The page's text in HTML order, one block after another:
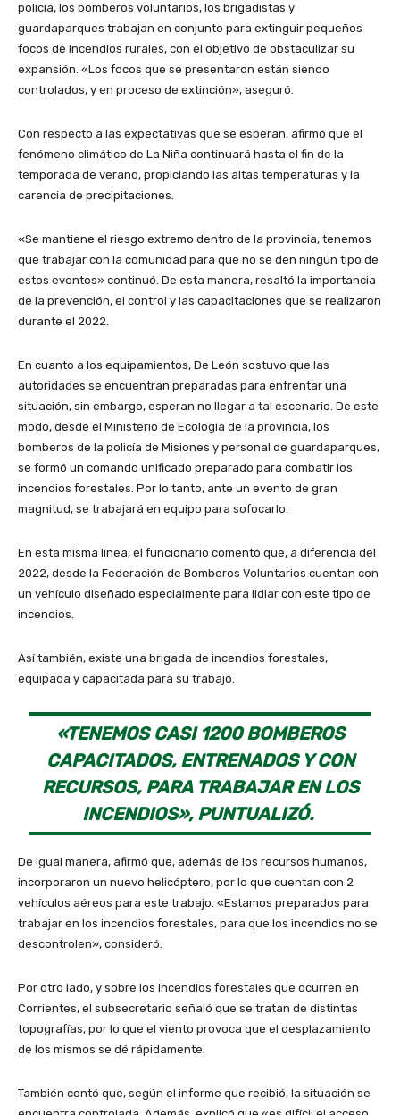
policía, los bomberos voluntarios, los brigadistas y
guardaparques trabajan en conjunto para extinguir pequeños
focos de incendios rurales, con el objetivo de obstaculizar su
expansión. «Los focos que se presentaron están siendo
controlados, y en proceso de extinción», aseguró.
Con respecto a las expectativas que se esperan, afirmó que el
fenómeno climático de La Niña continuará hasta el fin de la
temporada de verano, propiciando las altas temperaturas y la
carencia de precipitaciones.
«Se mantiene el riesgo extremo dentro de la provincia, tenemos
que trabajar con la comunidad para que no se den ningún tipo de
estos eventos» continuó. De esta manera, resaltó la importancia
de la prevención, el control y las capacitaciones que se realizaron
durante el 2022.
En cuanto a los equipamientos, De León sostuvo que las
autoridades se encuentran preparadas para enfrentar una
situación, sin embargo, esperan no llegar a tal escenario. De este
modo, desde el Ministerio de Ecología de la provincia, los
bomberos de la policía de Misiones y personal de guardaparques,
se formó un comando unificado preparado para combatir los
incendios forestales. Por lo tanto, ante un evento de gran
magnitud, se trabajará en equipo para sofocarlo.
En esta misma línea, el funcionario comentó que, a diferencia del
2022, desde la Federación de Bomberos Voluntarios cuentan con
un vehículo diseñado especialmente para lidiar con este tipo de
incendios.
Así también, existe una brigada de incendios forestales,
equipada y capacitada para su trabajo.
«TENEMOS CASI 1200 BOMBEROS
CAPACITADOS, ENTRENADOS Y CON
RECURSOS, PARA TRABAJAR EN LOS
INCENDIOS», PUNTUALIZÓ.
De igual manera, afirmó que, además de los recursos humanos,
incorporaron un nuevo helicóptero, por lo que cuentan con 2
vehículos aéreos para este trabajo. «Estamos preparados para
trabajar en los incendios forestales, para que los incendios no se
descontrolen», consideró.
Por otro lado, y sobre los incendios forestales que ocurren en
Corrientes, el subsecretario señaló que se tratan de distintas
topografías, por lo que el viento provoca que el desplazamiento
de los mismos se dé rápidamente.
También contó que, según el informe que recibió, la situación se